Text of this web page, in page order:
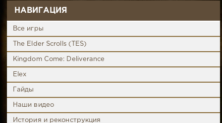
НАВИГАЦИЯ
Все игры
The Elder Scrolls (TES)
Kingdom Come: Deliverance
Elex
Гайды
Наши видео
История и реконструкция